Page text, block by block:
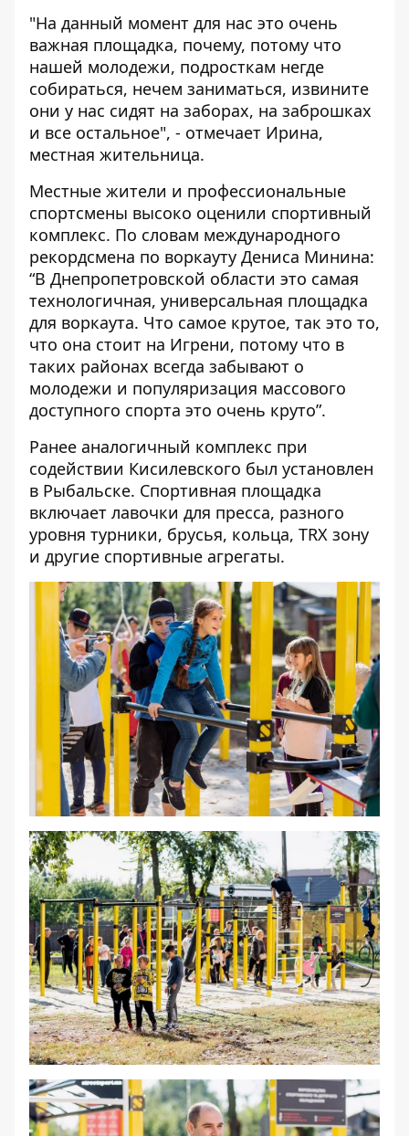
"На данный момент для нас это очень
важная площадка, почему, потому что
нашей молодежи, подросткам негде
собираться, нечем заниматься, извините
они у нас сидят на заборах, на заброшках
и все остальное", - отмечает Ирина,
местная жительница.
Местные жители и профессиональные
спортсмены высоко оценили спортивный
комплекс. По словам международного
рекордсмена по воркауту Дениса Минина:
“В Днепропетровской области это самая
технологичная, универсальная площадка
для воркаута. Что самое крутое, так это то,
что она стоит на Игрени, потому что в
таких районах всегда забывают о
молодежи и популяризация массового
доступного спорта это очень круто”.
Ранее аналогичный комплекс при
содействии Кисилевского был установлен
в Рыбальске. Спортивная площадка
включает лавочки для пресса, разного
уровня турники, брусья, кольца, TRX зону
и другие спортивные агрегаты.